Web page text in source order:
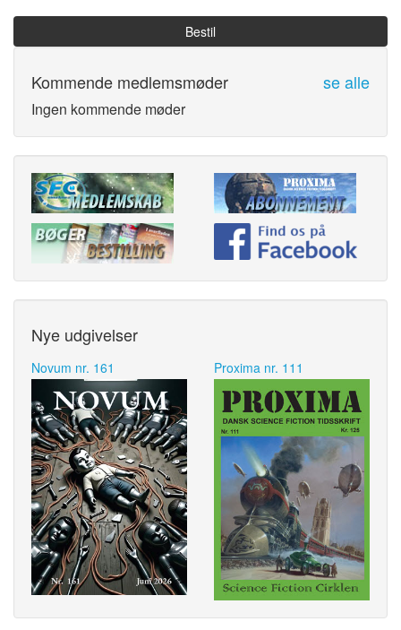
Bestil
Kommende medlemsmøder se alle
Ingen kommende møder
Nye udgivelser
Novum nr. 161 Proxima nr. 111